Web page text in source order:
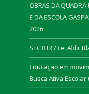
OBRAS DA QUADRA
E DA ESCOLA
2026
SECTUR / Lei Aldir
Educação em
Busca Ativa Escolar